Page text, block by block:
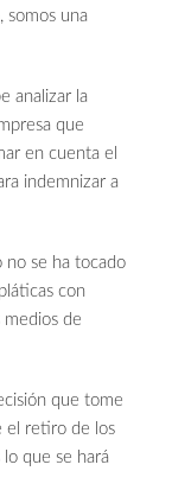
somos una
analizar la
que
en cuenta el
indemnizar a
no se ha tocado
con
de
que tome
el retiro de los
que se hará